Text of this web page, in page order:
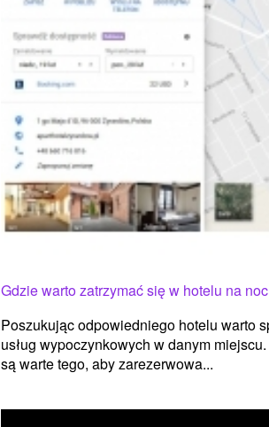
Gdzie warto zatrzymać się w hotelu na
Poszukując odpowiedniego hotelu warto
usług wypoczynkowych w danym
są warte tego, aby zarezerwowa...